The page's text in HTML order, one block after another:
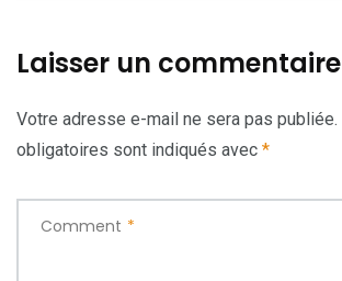
Laisser un commentaire
Votre adresse e-mail ne sera pas publiée.
obligatoires sont indiqués avec *
Comment *